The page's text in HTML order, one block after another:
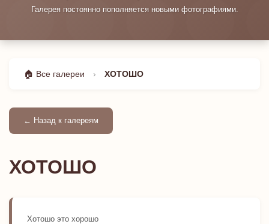
Галерея постоянно пополняется новыми фотографиями.
🏠 Все галереи › ХОТОШО
← Назад к галереям
ХОТОШО
Хотошо это хорошо